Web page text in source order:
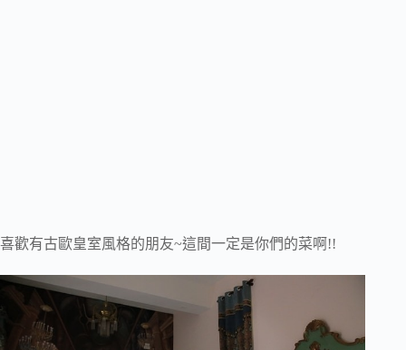
喜歡有古歐皇室風格的朋友~這間一定是你們的菜啊!!